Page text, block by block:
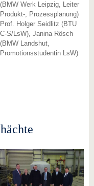
(BMW Werk Leipzig, Leiter
Produkt-, Prozessplanung)
Prof. Holger Seidlitz (BTU
C-S/LsW), Janina Rösch
(BMW Landshut,
Promotionsstudentin LsW)